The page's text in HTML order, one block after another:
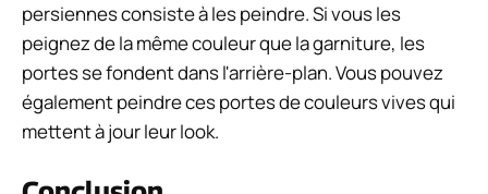
persiennes consiste à les peindre. Si vous les
peignez de la même couleur que la garniture, les
portes se fondent dans l'arrière-plan. Vous pouvez
également peindre ces portes de couleurs vives qui
mettent à jour leur look.